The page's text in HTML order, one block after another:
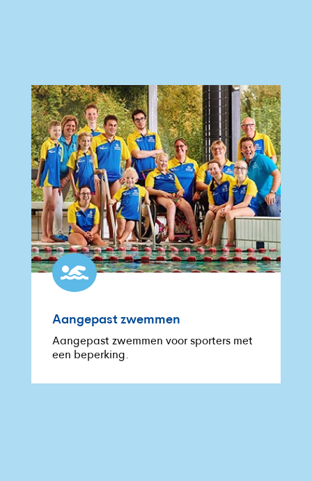

Aangepast zwemmen
Aangepast zwemmen voor sporters met
een beperking.